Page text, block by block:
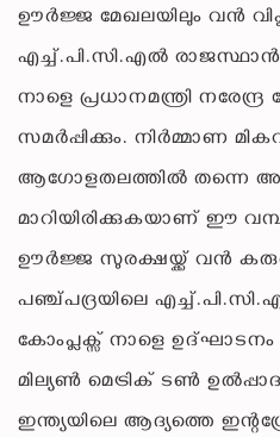
ഊർജ്ജ മേഖലയിലും വൻ
എച്ച്.പി.സി.എൽ രാജസ്ഥാൻ
നാളെ പ്രധാനമന്ത്രി നരേന്ദ്ര
സമർപ്പിക്കും. നിർമ്മാണ
ആഗോളതലത്തിൽ തന്നെ
മാറിയിരിക്കുകയാണ് ഈ
ഊർജ്ജ സുരക്ഷയ്ക്ക് വൻ
പഞ്ച്പദ്രയിലെ
കോംപ്ലക്സ് നാളെ ഉദ്ഘാടനം
മില്യൺ മെട്രിക് ടൺ
ഇന്ത്യയിലെ ആദ്യത്തെ